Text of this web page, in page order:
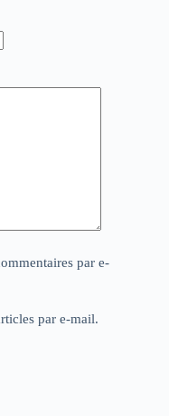
par e-
par e-mail.